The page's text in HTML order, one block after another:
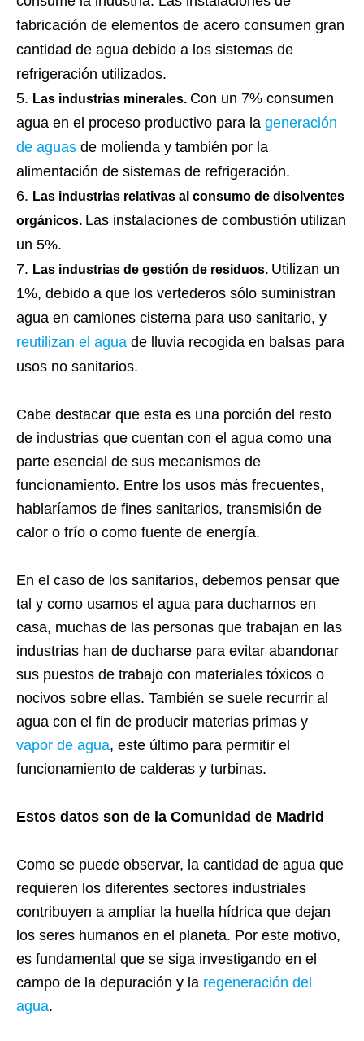
fabricación de elementos de acero consumen gran
cantidad de agua debido a los sistemas de
refrigeración utilizados.
Las industrias minerales. Con un 7% consumen
agua en el proceso productivo para la generación
de aguas de molienda y también por la
alimentación de sistemas de refrigeración.
Las industrias relativas al consumo de disolventes
orgánicos. Las instalaciones de combustión utilizan
un 5%.
Las industrias de gestión de residuos. Utilizan un
1%, debido a que los vertederos sólo suministran
agua en camiones cisterna para uso sanitario, y
reutilizan el agua de lluvia recogida en balsas para
usos no sanitarios.
Cabe destacar que esta es una porción del resto
de industrias que cuentan con el agua como una
parte esencial de sus mecanismos de
funcionamiento. Entre los usos más frecuentes,
hablaríamos de fines sanitarios, transmisión de
calor o frío o como fuente de energía.
En el caso de los sanitarios, debemos pensar que
tal y como usamos el agua para ducharnos en
casa, muchas de las personas que trabajan en las
industrias han de ducharse para evitar abandonar
sus puestos de trabajo con materiales tóxicos o
nocivos sobre ellas. También se suele recurrir al
agua con el fin de producir materias primas y
vapor de agua, este último para permitir el
funcionamiento de calderas y turbinas.
Estos datos son de la Comunidad de Madrid
Como se puede observar, la cantidad de agua que
requieren los diferentes sectores industriales
contribuyen a ampliar la huella hídrica que dejan
los seres humanos en el planeta. Por este motivo,
es fundamental que se siga investigando en el
campo de la depuración y la regeneración del
agua.